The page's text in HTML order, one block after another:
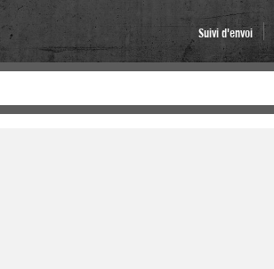
Suivi d'envoi